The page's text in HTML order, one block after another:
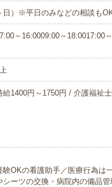
日）※平日のみなどの相談も
～16:0009:00～
給1400円～1750円 / 介護福祉
験OKの看護助手／医療行為
ーツの交換・病院内の備品